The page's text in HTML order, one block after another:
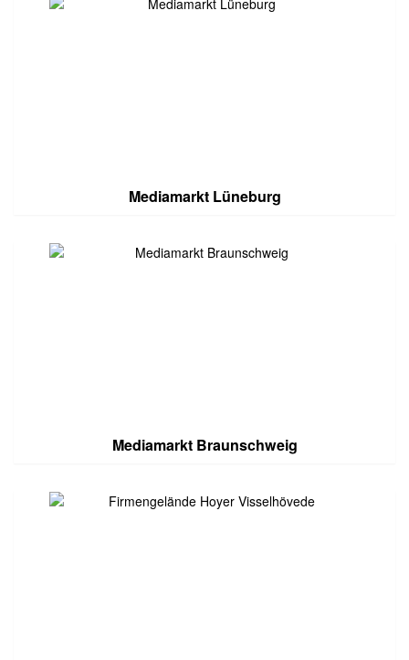
Mediamarkt Lüneburg
Mediamarkt Braunschweig